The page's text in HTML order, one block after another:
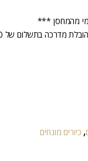
מהמחסן ***
, כיורים מונחים